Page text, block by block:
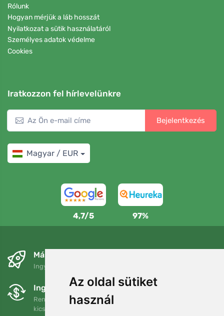
Az oldal sütiket
használ
Rólunk
Hogyan mérjük a láb hosszát
Nyilatkozat a sütik használatáról
Személyes adatok védelme
Cookies
Iratkozzon fel hírlevelünkre
Bejelentkezés
Magyar / EUR
4,7/5 97%
Másnapra és ingyenesen
Ingyenes szállítás a következő összeg felett: 80 EUR
Ingyenes csere és visszaküldés
Rendelését 90 napon belül bármikor visszaküldheti vagy
kicserélheti.